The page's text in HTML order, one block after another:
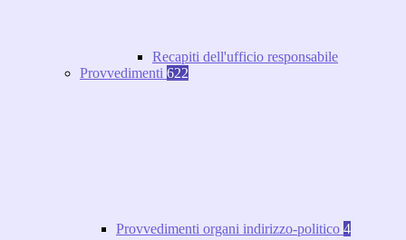
Recapiti dell'ufficio responsabile
Provvedimenti 622
Provvedimenti organi indirizzo-politico 4